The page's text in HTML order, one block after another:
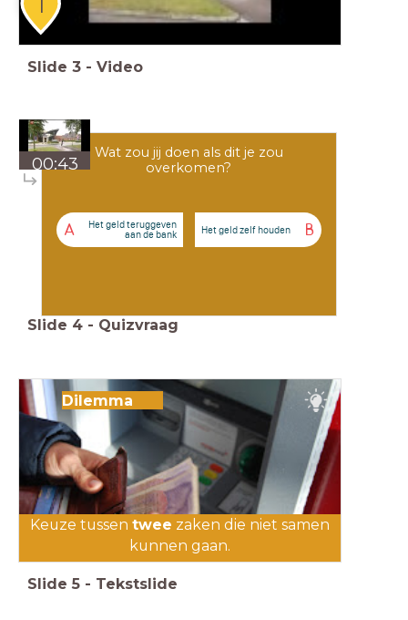
Slide 3 - Video
00:43
Wat zou jij doen als dit je zou
overkomen?
A
Het geld teruggeven
aan de bank
B
Het geld zelf houden
Slide 4 - Quizvraag
Dilemma
Keuze tussen twee zaken die niet samen
kunnen gaan.
Slide 5 - Tekstslide